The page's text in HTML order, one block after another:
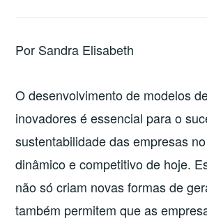
Por Sandra Elisabeth
O desenvolvimento de modelos
inovadores é essencial para o
sustentabilidade das empresas
dinâmico e competitivo de hoje.
não só criam novas formas de
também permitem que as